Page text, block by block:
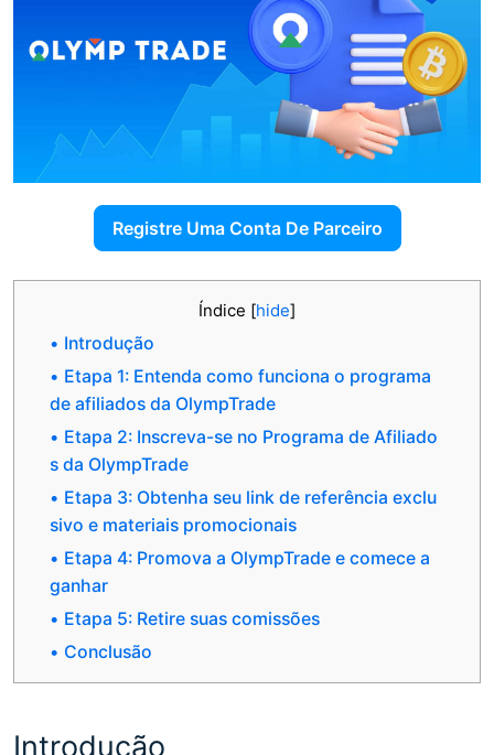
Registre Uma Conta De Parceiro
Índice [hide]
Introdução
Etapa 1: Entenda como funciona o programa
de afiliados da OlympTrade
Etapa 2: Inscreva-se no Programa de Afiliado
s da OlympTrade
Etapa 3: Obtenha seu link de referência exclu
sivo e materiais promocionais
Etapa 4: Promova a OlympTrade e comece a
ganhar
Etapa 5: Retire suas comissões
Conclusão
Introdução